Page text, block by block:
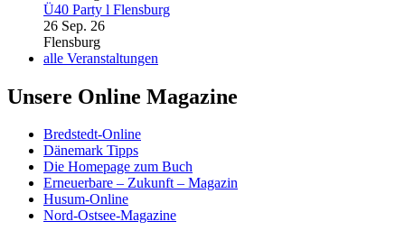
Ü40 Party l Flensburg
26 Sep. 26
Flensburg
alle Veranstaltungen
Unsere Online Magazine
Bredstedt-Online
Dänemark Tipps
Die Homepage zum Buch
Erneuerbare – Zukunft – Magazin
Husum-Online
Nord-Ostsee-Magazine